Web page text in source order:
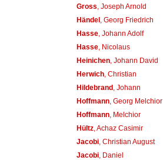
Gross , Joseph Arnold
Händel, Georg Friedrich
Hasse, Johann Adolf
Hasse, Nicolaus
Heinichen, Johann David
Herwich, Christian
Hildebrand, Johann
Hoffmann, Georg Melchior
Hoffmann, Melchior
Hültz, Achaz Casimir
Jacobi, Christian August
Jacobi, Daniel